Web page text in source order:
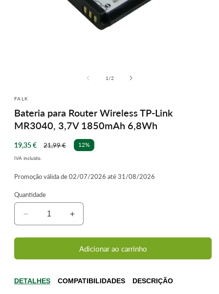
modal
1 /de
2
FALK
Bateria para Router Wireless TP-Link
MR3040, 3,7V 1850mAh 6,8Wh
Preço
de
19,35 €
Preço
21,99 € 12%
IVA incluído.
Promoção válida de 02/07/2026 até 31/08/2026
Quantidade
Diminuir
a
quantidade
Bateria
Router
Aumentar
a
quantidade
de
Bateria
Router
Adicionar ao carrinho
DETALHES COMPATIBILIDADES DESCRIÇÃO